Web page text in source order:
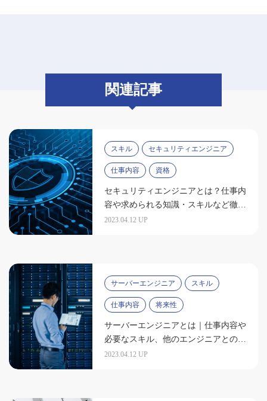
関連記事
スキル セキュリティエンジニア
仕事内容 資格
セキュリティエンジニアとは？仕事内
容や求められる知識・スキルなど徹底
解説
2023.04.12 UP
サーバーエンジニア スキル
仕事内容 将来性
サーバーエンジニアとは｜仕事内容や
必要なスキル、他のエンジニアとの違
いを解説
2023.04.12 UP